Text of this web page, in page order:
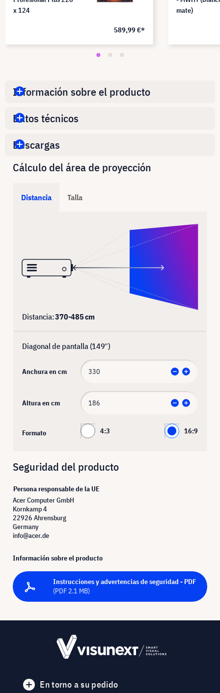
x 124
589,99 €*
mate)
Información sobre el producto
Datos técnicos
Descargas
Cálculo del área de proyección
Distancia Talla
Distancia:370-485cm
Diagonal de pantalla (149″)
Anchura en cm
Altura en cm
Formato 4:3 16:9
Seguridad del producto
Persona responsable de la UE
Acer Computer GmbH
Kornkamp 4
22926 Ahrensburg
Germany
info@acer.de
Información sobre el producto
Instrucciones y advertencias de seguridad - PDF
(PDF 2.1 MB)
En torno a su pedido